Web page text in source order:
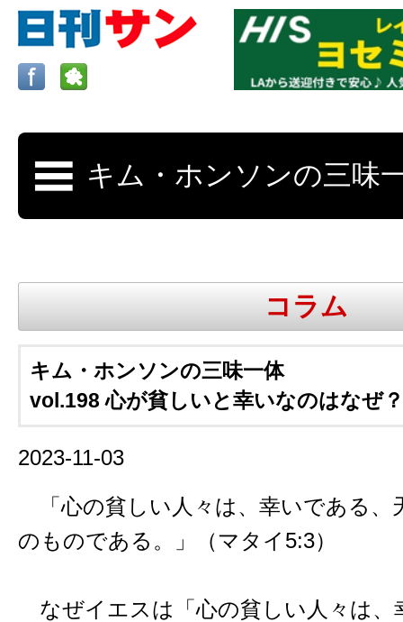
ロサンゼルスの求人、クラシファイド、地元情報など
日刊サンはロサンゼルスの日本語新
更新、求人、クラシファイドは毎週木
コラム
キム・ホンソンの三味一体
vol.198 心が貧しいと幸いなのはなぜ？
2023-11-03
「心の貧しい人々は、幸いである、
のものである。」（マタイ5:3）
なぜイエスは「心の貧しい人々は、